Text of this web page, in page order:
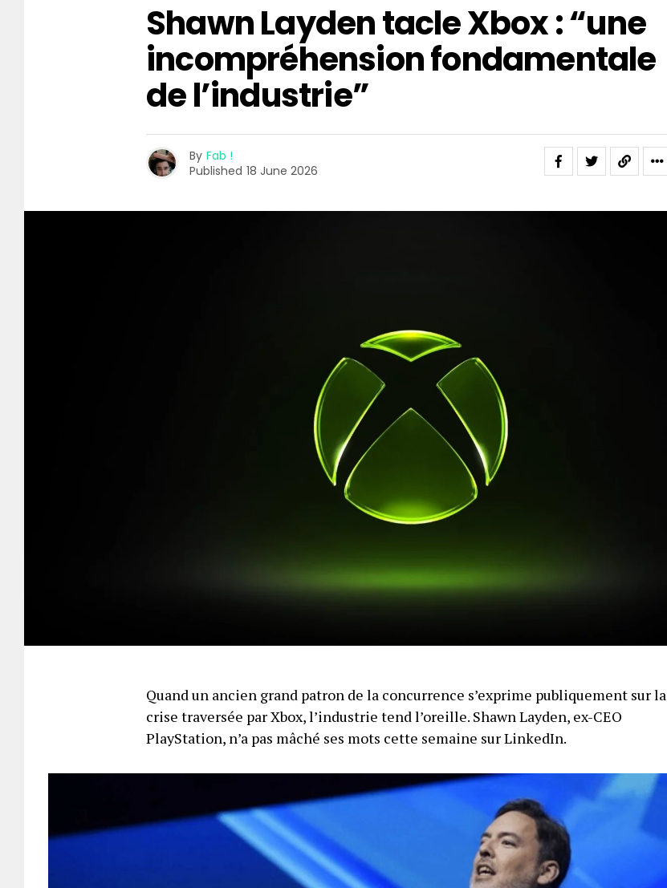
Shawn Layden tacle Xbox : “une
incompréhension fondamentale
de l’industrie”
By Fab !
Published 18 June 2026
Quand un ancien grand patron de la concurrence s’exprime publiquement sur la
crise traversée par Xbox, l’industrie tend l’oreille. Shawn Layden, ex-CEO
PlayStation, n’a pas mâché ses mots cette semaine sur LinkedIn.